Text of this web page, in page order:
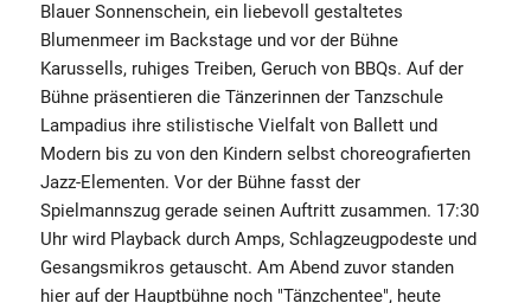
Blauer Sonnenschein, ein liebevoll gestaltetes
Blumenmeer im Backstage und vor der Bühne
Karussells, ruhiges Treiben, Geruch von BBQs. Auf der
Bühne präsentieren die Tänzerinnen der Tanzschule
Lampadius ihre stilistische Vielfalt von Ballett und
Modern bis zu von den Kindern selbst choreografierten
Jazz-Elementen. Vor der Bühne fasst der
Spielmannszug gerade seinen Auftritt zusammen. 17:30
Uhr wird Playback durch Amps, Schlagzeugpodeste und
Gesangsmikros getauscht. Am Abend zuvor standen
hier auf der Hauptbühne noch "Tänzchentee", heute